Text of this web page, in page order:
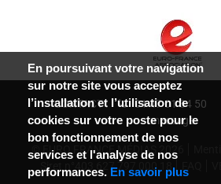
CONTACT : 01 47 01 34 50
message
© EURO FRANCE MÉDIAS 2026
Siret n°403 627 797 000 18
En poursuivant votre navigation
sur notre site vous acceptez
l’installation et l’utilisation de
cookies sur votre poste pour le
bon fonctionnement de nos
services et l'analyse de nos
performances. En savoir plus